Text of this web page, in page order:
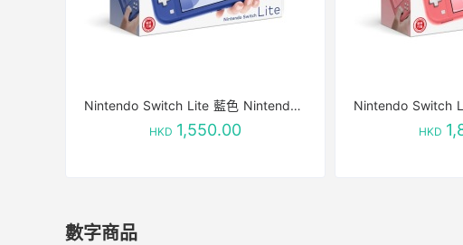
Nintendo Switch Lite 藍色 Nintendo Switch Lite Blue
HKD 1,550.00 HKD
數字商品